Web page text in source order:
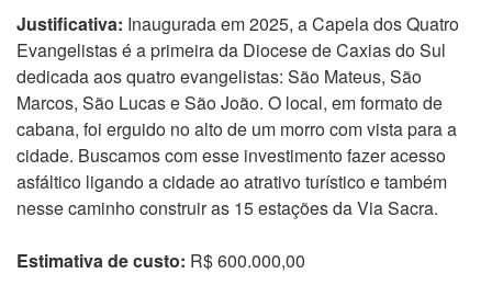
Justificativa: Inaugurada em 2025, a Capela dos Quatro
Evangelistas é a primeira da Diocese de Caxias do Sul
dedicada aos quatro evangelistas: São Mateus, São
Marcos, São Lucas e São João. O local, em formato de
cabana, foi erguido no alto de um morro com vista para a
cidade. Buscamos com esse investimento fazer acesso
asfáltico ligando a cidade ao atrativo turístico e também
nesse caminho construir as 15 estações da Via Sacra.
Estimativa de custo: R$ 600.000,00